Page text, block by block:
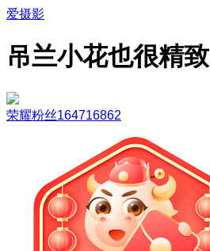
爱摄影
吊兰小花也很精致
荣耀粉丝164716862